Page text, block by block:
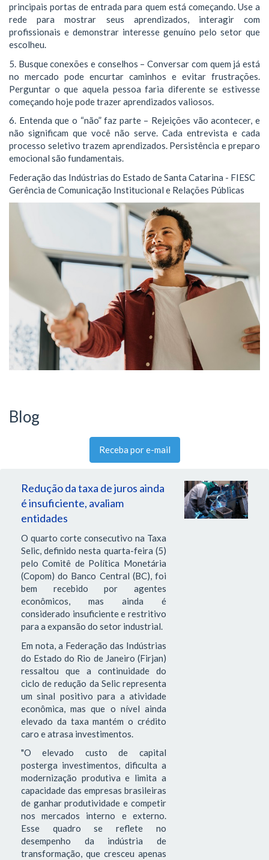
principais portas de entrada para quem está começando. Use a
rede para mostrar seus aprendizados, interagir com
profissionais e demonstrar interesse genuíno pelo setor que
escolheu.
5. Busque conexões e conselhos – Conversar com quem já está
no mercado pode encurtar caminhos e evitar frustrações.
Perguntar o que aquela pessoa faria diferente se estivesse
começando hoje pode trazer aprendizados valiosos.
6. Entenda que o “não” faz parte – Rejeições vão acontecer, e
não significam que você não serve. Cada entrevista e cada
processo seletivo trazem aprendizados. Persistência e preparo
emocional são fundamentais.
Federação das Indústrias do Estado de Santa Catarina - FIESC
Gerência de Comunicação Institucional e Relações Públicas
Blog
Receba por e-mail
Redução da taxa de juros ainda
é insuficiente, avaliam
entidades
O quarto corte consecutivo na Taxa
Selic, definido nesta quarta-feira (5)
pelo Comitê de Política Monetária
(Copom) do Banco Central (BC), foi
bem recebido por agentes
econômicos, mas ainda é
considerado insuficiente e restritivo
para a expansão do setor industrial.
Em nota, a Federação das Indústrias
do Estado do Rio de Janeiro (Firjan)
ressaltou que a continuidade do
ciclo de redução da Selic representa
um sinal positivo para a atividade
econômica, mas que o nível ainda
elevado da taxa mantém o crédito
caro e atrasa investimentos.
"O elevado custo de capital
posterga investimentos, dificulta a
modernização produtiva e limita a
capacidade das empresas brasileiras
de ganhar produtividade e competir
nos mercados interno e externo.
Esse quadro se reflete no
desempenho da indústria de
transformação, que cresceu apenas